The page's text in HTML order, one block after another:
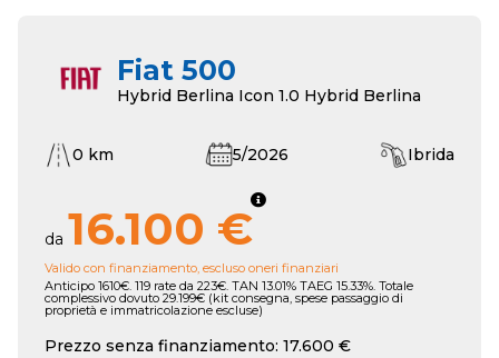
Fiat 500
Hybrid Berlina Icon 1.0 Hybrid Berlina
0 km 5/2026 Ibrida
da 16.100 €
Valido con finanziamento, escluso oneri finanziari
Anticipo 1610€. 119 rate da 223€. TAN 13.01% TAEG 15.33%. Totale
complessivo dovuto 29.199€ (kit consegna, spese passaggio di
proprietà e immatricolazione escluse)
Prezzo senza finanziamento: 17.600 €